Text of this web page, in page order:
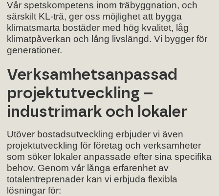
Vår spetskompetens inom träbyggnation, och
särskilt KL-trä, ger oss möjlighet att bygga
klimatsmarta bostäder med hög kvalitet, låg
klimatpåverkan och lång livslängd. Vi bygger för
generationer.
Verksamhetsanpassad
projektutveckling –
industrimark och lokaler
Utöver bostadsutveckling erbjuder vi även
projektutveckling för företag och verksamheter
som söker lokaler anpassade efter sina specifika
behov. Genom vår långa erfarenhet av
totalentreprenader kan vi erbjuda flexibla
lösningar för: